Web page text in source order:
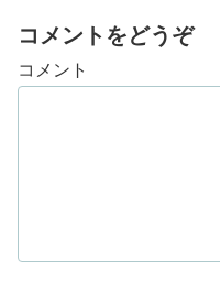
コメントをどうぞ
コメント